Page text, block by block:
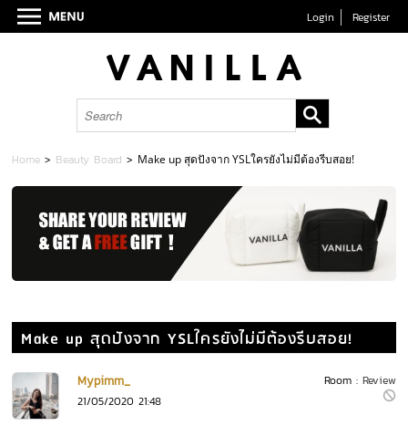
Login Register
Home > Beauty Board > Make up สุดปังจาก YSLใครยังไม่มีต้องรีบสอย!
Make up สุดปังจาก YSLใครยังไม่มีต้องรีบสอย!
Room : Review
Mypimm_
21/05/2020 21:48